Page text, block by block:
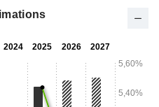
des États-Unis,